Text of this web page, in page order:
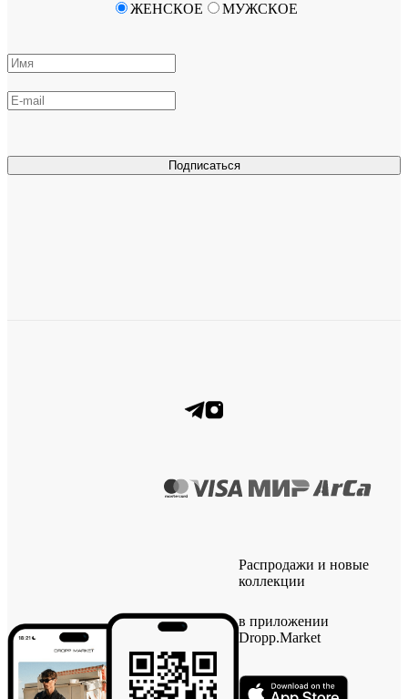
Подписаться
ЖЕНСКОЕ МУЖСКОЕ
Распродажи и новые
коллекции
в приложении
Dropp.Market